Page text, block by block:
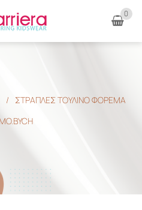
0
/
ΣΤΡΑΠΛΕΣ ΤΟΥΛΙΝΟ ΦΟΡΕΜΑ